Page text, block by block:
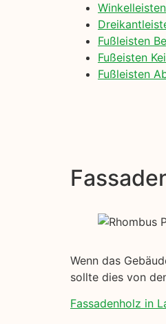
Fußleisten
Fußeisten
Fußleisten
Wenn das
sollte dies von
Fassadenholz in